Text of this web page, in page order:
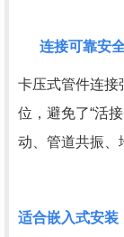
连接可靠安
卡压式管件连接
位，避免了“活
动、管道共振、
适合嵌入式安装